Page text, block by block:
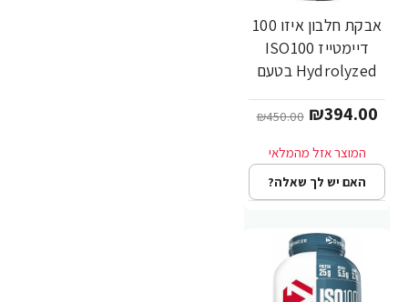
-12%
אבקת חלבון איזו 100
דיימטייז ISO100
Hydrolyzed בטעם
מבית Dymatize₪394.00
₪450.00
האם יש לך שאלה?